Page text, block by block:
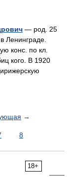
— род. 25
Ленинграде.
конс. по кл.
кого. В 1920
→
8
18+